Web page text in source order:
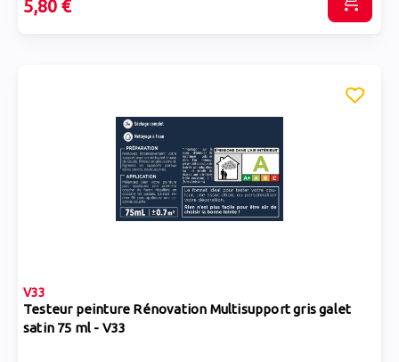
5,80 €
V33
Testeur peinture Rénovation Multisupport gris galet
satin 75 ml - V33